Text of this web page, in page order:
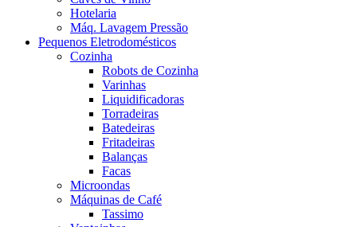
Hotelaria
Máq. Lavagem Pressão
Pequenos Eletrodomésticos
Cozinha
Robots de Cozinha
Varinhas
Liquidificadoras
Torradeiras
Batedeiras
Fritadeiras
Balanças
Facas
Microondas
Máquinas de Café
Tassimo